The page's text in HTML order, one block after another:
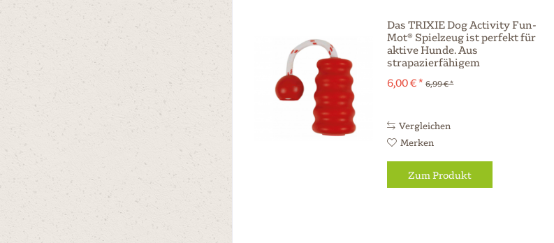
Das TRIXIE Dog Activity Fun-
Mot® Spielzeug ist perfekt für
aktive Hunde. Aus
strapazierfähigem
bietet es stundenlangen
Spielforschung. Das robuste
Spielzeug...
6,00 € * 6,99 € *
Vergleichen
Merken
Zum Produkt